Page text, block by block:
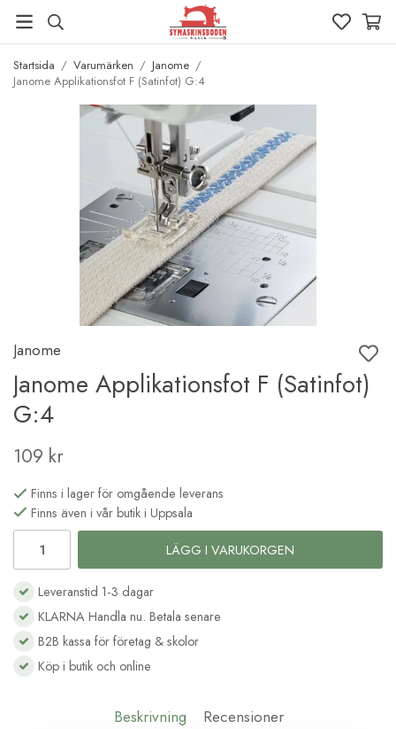
Startsida / Varumärken / Janome /
Janome Applikationsfot F (Satinfot) G:4
Janome
Janome Applikationsfot F (Satinfot)
G:4
109 kr
Finns i lager för omgående leverans
Finns även i vår butik i Uppsala
LÄGG I VARUKORGEN
Leveranstid 1-3 dagar
KLARNA Handla nu. Betala senare
B2B kassa för företag & skolor
Köp i butik och online
Beskrivning Recensioner